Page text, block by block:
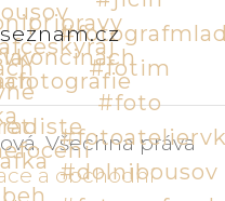
.Všechna práva
a obchodní